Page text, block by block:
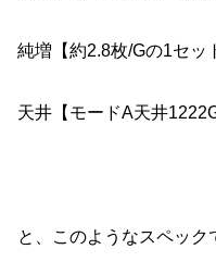
純増【約2.8枚/Gの1セッ
天井【モードA天井
と、このようなスペック